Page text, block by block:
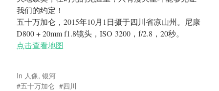
我们的约定！
五十万加仑，2015年10月1日摄于四川省凉山州。尼康
D800 + 20mm f1.8镜头，ISO 3200，f/2.8，20秒。
点击查看地图
In 人像, 银河
五十万加仑
四川